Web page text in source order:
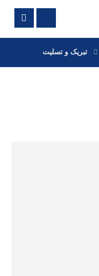
تبریک و تسلیت